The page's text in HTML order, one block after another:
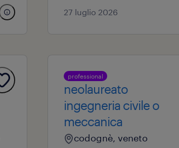
27 luglio 2026
professional
neolaureato
ingegneria civile o
meccanica
codognè, veneto